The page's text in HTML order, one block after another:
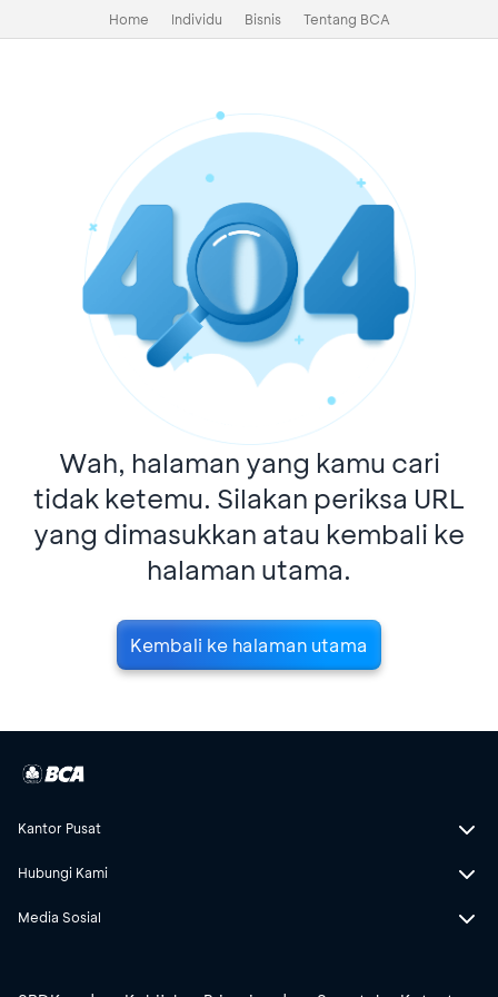
Home Individu Bisnis Tentang BCA
Wah, halaman yang kamu cari
tidak ketemu. Silakan periksa URL
yang dimasukkan atau kembali ke
halaman utama.
Kembali ke halaman utama
Kantor Pusat
Hubungi Kami
Media Sosial